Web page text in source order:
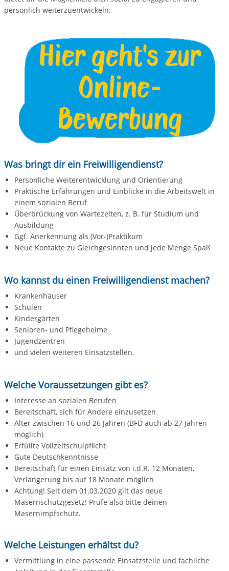
persönlich weiterzuentwickeln.
Was bringt dir ein Freiwilligendienst?
Persönliche Weiterentwicklung und Orientierung
Praktische Erfahrungen und Einblicke in die Arbeitswelt in
einem sozialen Beruf
Überbrückung von Wartezeiten, z. B. für Studium und
Ausbildung
Ggf. Anerkennung als (Vor-)Praktikum
Neue Kontakte zu Gleichgesinnten und jede Menge Spaß
Wo kannst du einen Freiwilligendienst machen?
Krankenhäuser
Schulen
Kindergärten
Senioren- und Pflegeheime
Jugendzentren
und vielen weiteren Einsatzstellen.
Welche Voraussetzungen gibt es?
Interesse an sozialen Berufen
Bereitschaft, sich für Andere einzusetzen
Alter zwischen 16 und 26 Jahren (BFD auch ab 27 Jahren
möglich)
Erfüllte Vollzeitschulpflicht
Gute Deutschkenntnisse
Bereitschaft für einen Einsatz von i.d.R. 12 Monaten,
Verlängerung bis auf 18 Monate möglich
Achtung! Seit dem 01.03.2020 gilt das neue
Masernschutzgesetz! Prüfe also bitte deinen
Masernimpfschutz.
Welche Leistungen erhältst du?
Vermittlung in eine passende Einsatzstelle und fachliche